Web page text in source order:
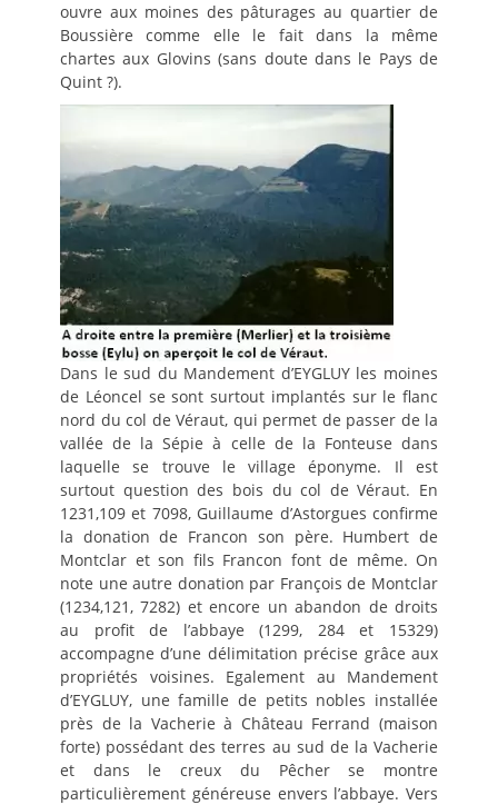
ouvre aux moines des pâturages au quartier de
Boussière comme elle le fait dans la même
chartes aux Glovins (sans doute dans le Pays de
Quint ?).
Dans le sud du Mandement d’EYGLUY les moines
de Léoncel se sont surtout implantés sur le flanc
nord du col de Véraut, qui permet de passer de la
vallée de la Sépie à celle de la Fonteuse dans
laquelle se trouve le village éponyme. Il est
surtout question des bois du col de Véraut. En
1231,109 et 7098, Guillaume d’Astorgues confirme
la donation de Francon son père. Humbert de
Montclar et son fils Francon font de même. On
note une autre donation par François de Montclar
(1234,121, 7282) et encore un abandon de droits
au profit de l’abbaye (1299, 284 et 15329)
accompagne d’une délimitation précise grâce aux
propriétés voisines. Egalement au Mandement
d’EYGLUY, une famille de petits nobles installée
près de la Vacherie à Château Ferrand (maison
forte) possédant des terres au sud de la Vacherie
et dans le creux du Pêcher se montre
particulièrement généreuse envers l’abbaye. Vers